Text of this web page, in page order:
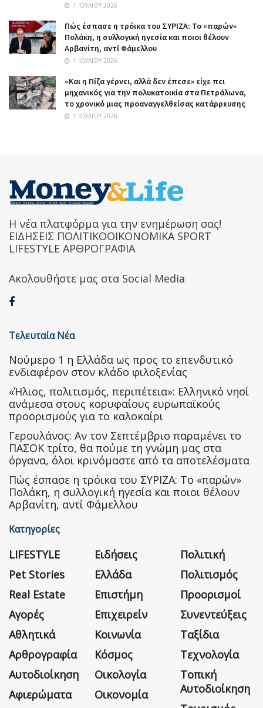
1 ΙΟΥΛΊΟΥ 2026
Πώς έσπασε η τρόικα του ΣΥΡΙΖΑ: Το «παρών»
Πολάκη, η συλλογική ηγεσία και ποιοι θέλουν
Αρβανίτη, αντί Φάμελλου
1 ΙΟΥΛΊΟΥ 2026
«Και η Πίζα γέρνει, αλλά δεν έπεσε» είχε πει
μηχανικός για την πολυκατοικία στα Πετράλωνα,
το χρονικό μιας προαναγγελθείσας κατάρρευσης
1 ΙΟΥΛΊΟΥ 2026
Η νέα πλατφόρμα για την ενημέρωση σας!
ΕΙΔΗΣΕΙΣ ΠΟΛΙΤΙΚΟΟΙΚΟΝΟΜΙΚΑ SPORT
LIFESTYLE ΑΡΘΡΟΓΡΑΦΙΑ
Ακολουθήστε μας στα Social Media
Τελευταία Νέα
Nούμερο 1 η Ελλάδα ως προς το επενδυτικό
ενδιαφέρον στον κλάδο φιλοξενίας
«Ήλιος, πολιτισμός, περιπέτεια»: Ελληνικό νησί
ανάμεσα στους κορυφαίους ευρωπαϊκούς
προορισμούς για το καλοκαίρι
Γερουλάνος: Αν τον Σεπτέμβριο παραμένει το
ΠΑΣΟΚ τρίτο, θα πούμε τη γνώμη μας στα
όργανα, όλοι κρινόμαστε από τα αποτελέσματα
Πώς έσπασε η τρόικα του ΣΥΡΙΖΑ: Το «παρών»
Πολάκη, η συλλογική ηγεσία και ποιοι θέλουν
Αρβανίτη, αντί Φάμελλου
Κατηγορίες
LIFESTYLE
Pet Stories
Real Estate
Αγορές
Αθλητικά
Αρθρογραφία
Αυτοδιοίκηση
Αφιερώματα
Ειδήσεις
Ελλάδα
Επιστήμη
Επιχειρείν
Κοινωνία
Κόσμος
Οικολογία
Οικονομία
Πολιτική
Πολιτισμός
Προορισμοί
Συνεντεύξεις
Ταξίδια
Τεχνολογία
Τοπική
Αυτοδιοίκηση